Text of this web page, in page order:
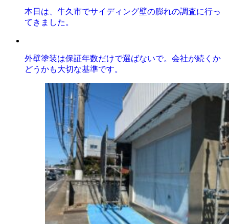
本日は、牛久市でサイディング壁の膨れの調査に行っ
てきました。
外壁塗装は保証年数だけで選ばないで。会社が続くか
どうかも大切な基準です。